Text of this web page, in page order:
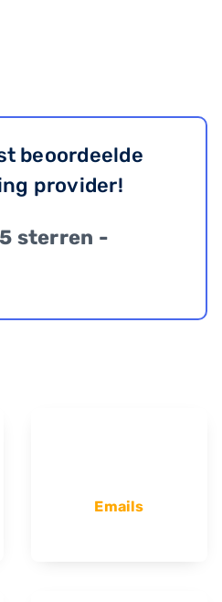
beoordeelde
provider!
sterren -
Emails